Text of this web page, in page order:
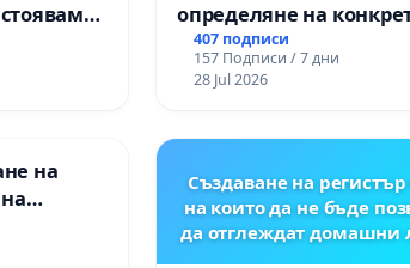
в семейна среда, да имат бъдеще
приети възможно най-скоро.
петицията!
че ще
определяне на
срокове и извършване
цялостна
републиканския път
Момин проход
407 подписи
157 Подписи / 7 дни
28 Jul 2026
на
във
Създаване на
на които да не бъде
да отглеждат